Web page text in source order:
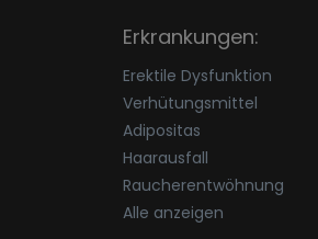
Erkrankungen:
Erektile Dysfunktion
Verhütungsmittel
Adipositas
Haarausfall
Raucherentwöhnung
Alle anzeigen